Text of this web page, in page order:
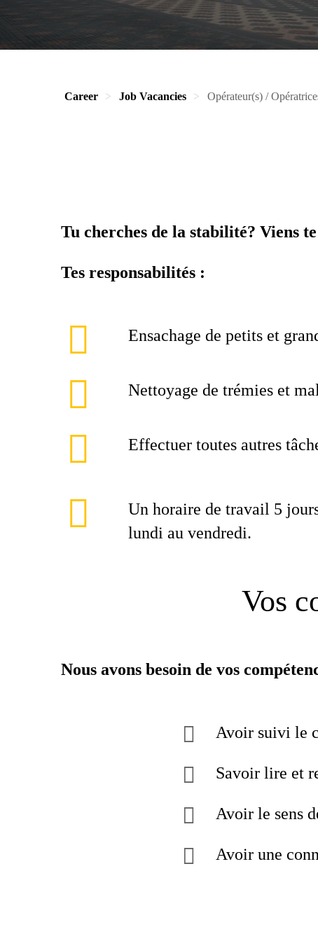
Career Job Vacancies Opérateur(s) /
Tu cherches de la stabilité? Viens
Tes responsabilités :
Ensachage de petits et
Nettoyage de trémies et
Effectuer toutes autres
Un horaire de travail 5
lundi au vendredi.
Vos
Nous avons besoin de vos
Avoir suivi le
Savoir lire et
Avoir le sens
Avoir une